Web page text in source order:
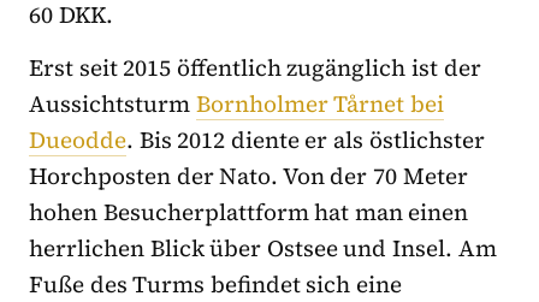
60 DKK.
Erst seit 2015 öffentlich zugänglich ist der
AussichtsturmBornholmer Tårnet bei
Dueodde. Bis 2012 diente er als östlichster
Horchposten der Nato. Von der 70 Meter
hohen Besucherplattform hat man einen
herrlichen Blick über Ostsee und Insel. Am
Fuße des Turms befindet sich eine